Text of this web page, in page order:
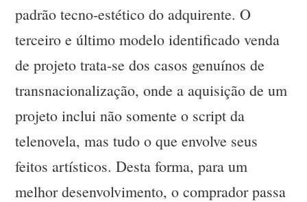
padrão tecno-estético do adquirente. O
terceiro e último modelo identificado venda
de projeto trata-se dos casos genuínos de
transnacionalização, onde a aquisição de um
projeto inclui não somente o script da
telenovela, mas tudo o que envolve seus
feitos artísticos. Desta forma, para um
melhor desenvolvimento, o comprador passa